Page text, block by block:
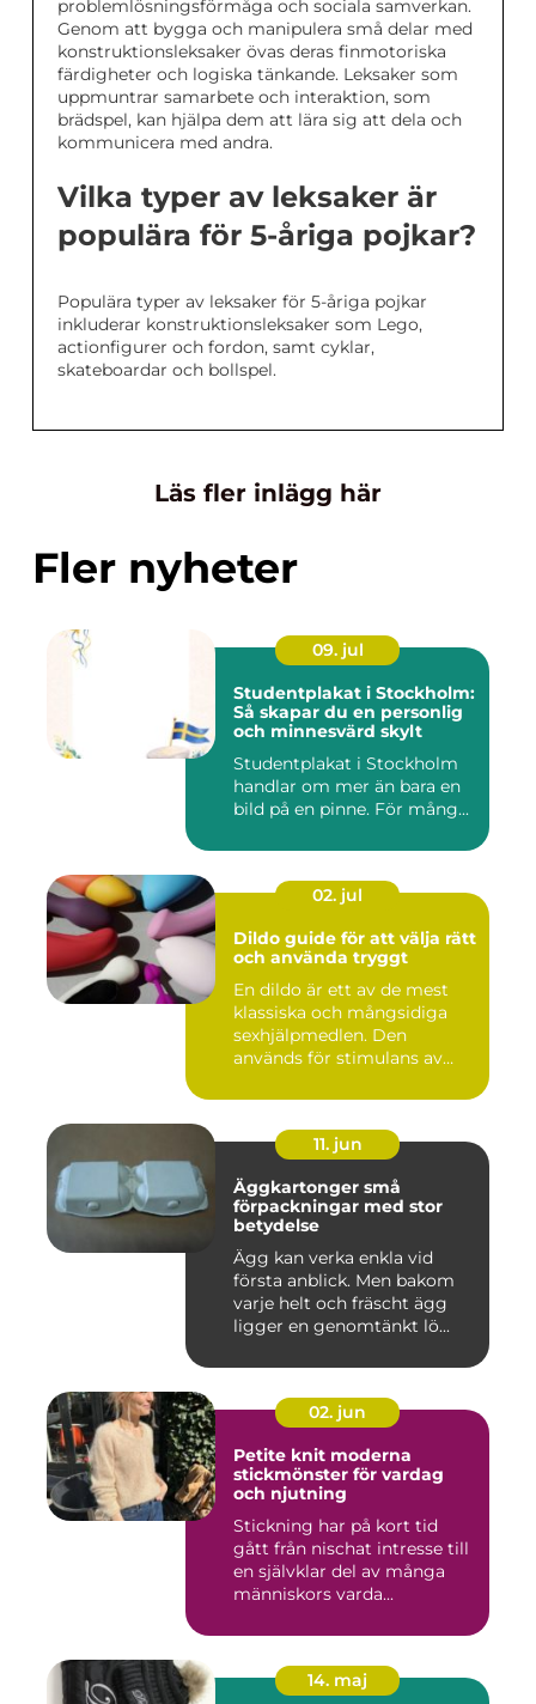
problemlösningsförmåga och sociala samverkan.
Genom att bygga och manipulera små delar med
konstruktionsleksaker övas deras finmotoriska
färdigheter och logiska tänkande. Leksaker som
uppmuntrar samarbete och interaktion, som
brädspel, kan hjälpa dem att lära sig att dela och
kommunicera med andra.
Vilka typer av leksaker är
populära för 5-åriga pojkar?
Populära typer av leksaker för 5-åriga pojkar
inkluderar konstruktionsleksaker som Lego,
actionfigurer och fordon, samt cyklar,
skateboardar och bollspel.
Läs fler inlägg här
Fler nyheter
09. jul
Studentplakat i Stockholm:
Så skapar du en personlig
och minnesvärd skylt
Studentplakat i Stockholm
handlar om mer än bara en
bild på en pinne. För mång...
02. jul
Dildo guide för att välja rätt
och använda tryggt
En dildo är ett av de mest
klassiska och mångsidiga
sexhjälpmedlen. Den
används för stimulans av
11. jun
Äggkartonger små
förpackningar med stor
betydelse
Ägg kan verka enkla vid
första anblick. Men bakom
varje helt och fräscht ägg
ligger en genomtänkt lö...
02. jun
Petite knit moderna
stickmönster för vardag
och njutning
Stickning har på kort tid
gått från nischat intresse till
en självklar del av många
människors varda...
14. maj